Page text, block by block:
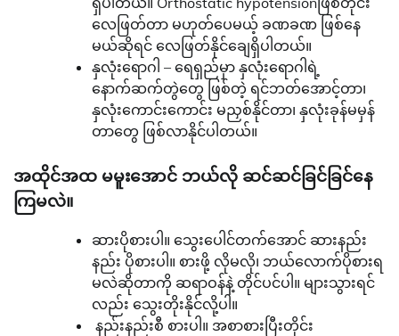
လေဖြတ်တာ မဟုတ်ပေမယ့် ခဏခဏ ဖြစ်နေ
မယ်ဆိုရင် လေဖြတ်နိုင်ချေရှိပါတယ်။
နှလုံးရောဂါ – ရေရှည်မှာ နှလုံးရောဂါရဲ့
နောက်ဆက်တွဲတွေ ဖြစ်တဲ့ ရင်ဘတ်အောင့်တာ၊
နှလုံးကောင်းကောင်း မညှစ်နိုင်တာ၊ နှလုံးခုန်မမှန်
တာတွေ ဖြစ်လာနိုင်ပါတယ်။
အထိုင်အထ မမူးအောင် ဘယ်လို ဆင်ဆင်ခြင်ခြင်နေ
ကြမလဲ။
ဆားပိုစားပါ။ သွေးပေါင်တက်အောင် ဆားနည်း
နည်း ပိုစားပါ။ စားဖို့ လိုမလို၊ ဘယ်လောက်ပိုစားရ
မလဲဆိုတာကို ဆရာဝန်နဲ့ တိုင်ပင်ပါ။ များသွားရင်
လည်း သွေးတိုးနိုင်လို့ပါ။
နည်းနည်းစီ စားပါ။ အစာစားပြီးတိုင်း